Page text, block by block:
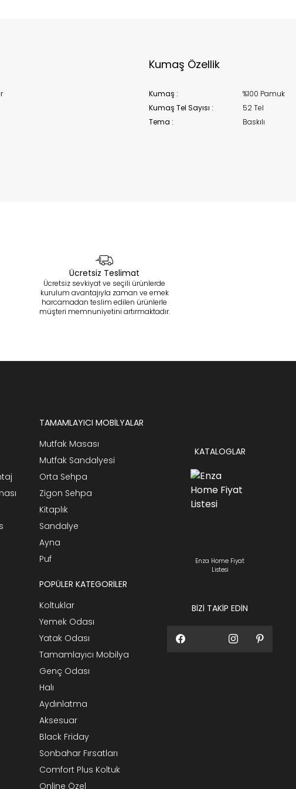
Kumaş Özellik
Kumaş :
%100 Pamuk
Kumaş Tel Sayısı :
52 Tel
Tema :
Baskılı
Ücretsiz Teslimat
Ücretsiz sevkiyat ve seçili ürünlerde
kurulum avantajıyla zaman ve emek
harcamadan teslim edilen ürünlerle
müşteri memnuniyetini artırmaktadır.
TAMAMLAYICI MOBİLYALAR
Mutfak Masası
Mutfak Sandalyesi
Orta Sehpa
Zigon Sehpa
Kitaplık
Sandalye
Ayna
Puf
POPÜLER KATEGORİLER
Koltuklar
Yemek Odası
Yatak Odası
Tamamlayıcı Mobilya
Genç Odası
Halı
Aydınlatma
Aksesuar
Black Friday
Sonbahar Fırsatları
Comfort Plus Koltuk
Online Özel
KATALOGLAR
Enza Home Fiyat
Listesi
BİZİ TAKİP EDİN